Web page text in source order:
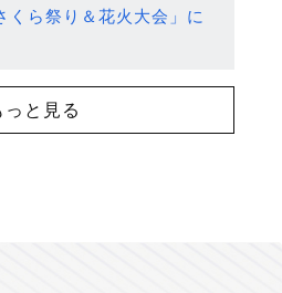
くら祭り＆花火大会」に
っと見る